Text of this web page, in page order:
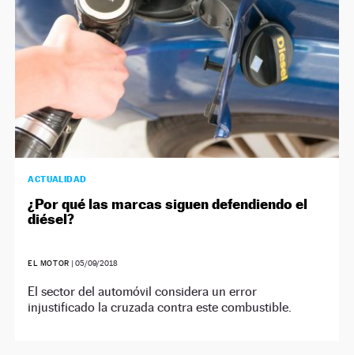
ACTUALIDAD
¿Por qué las marcas siguen defendiendo el
diésel?
EL MOTOR | 05/09/2018
El sector del automóvil considera un error
injustificado la cruzada contra este combustible.